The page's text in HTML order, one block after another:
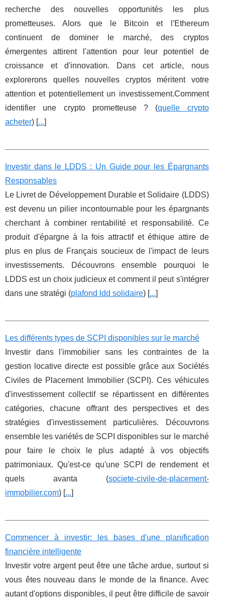
recherche des nouvelles opportunités les plus
prometteuses. Alors que le Bitcoin et l'Ethereum
continuent de dominer le marché, des cryptos
émergentes attirent l'attention pour leur potentiel de
croissance et d'innovation. Dans cet article, nous
explorerons quelles nouvelles cryptos méritent votre
attention et potentiellement un investissement.Comment
identifier une crypto prometteuse ? (quelle crypto
acheter) [...]
Investir dans le LDDS : Un Guide pour les Épargnants
Responsables
Le Livret de Développement Durable et Solidaire (LDDS)
est devenu un pilier incontournable pour les épargnants
cherchant à combiner rentabilité et responsabilité. Ce
produit d'épargne à la fois attractif et éthique attire de
plus en plus de Français soucieux de l'impact de leurs
investissements. Découvrons ensemble pourquoi le
LDDS est un choix judicieux et comment il peut s'intégrer
dans une stratégi (plafond ldd solidaire) [...]
Les différents types de SCPI disponibles sur le marché
Investir dans l'immobilier sans les contraintes de la
gestion locative directe est possible grâce aux Sociétés
Civiles de Placement Immobilier (SCPI). Ces véhicules
d'investissement collectif se répartissent en différentes
catégories, chacune offrant des perspectives et des
stratégies d'investissement particulières. Découvrons
ensemble les variétés de SCPI disponibles sur le marché
pour faire le choix le plus adapté à vos objectifs
patrimoniaux. Qu'est-ce qu'une SCPI de rendement et
quels avanta (societe-civile-de-placement-
immobilier.com) [...]
Commencer à investir: les bases d'une planification
financière intelligente
Investir votre argent peut être une tâche ardue, surtout si
vous êtes nouveau dans le monde de la finance. Avec
autant d'options disponibles, il peut être difficile de savoir